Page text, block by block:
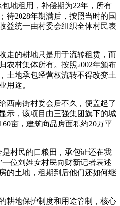
地租用，补偿期为22年，所有
待2028年期满后，按照当时的国
益统一由村委会组织全体村民表
的耕地只是用于流转租赁，而
农村集体所有。按照2002年颁布
土地承包经营权流转不得改变土
用途。
南街村委会后不久，便盖起了
示，该项目由三强集团旗下的城
亩，建筑商品房面积约20万平
村民的口粮田，承包证还在我
位刘姓女村民向财新记者表述
的土地，租期到后他们还如何继
地保护制度和用途管制，核心